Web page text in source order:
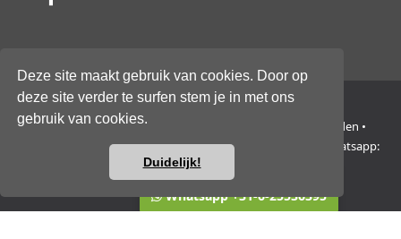
Deze site maakt gebruik van cookies. Door op
deze site verder te surfen stem je in met ons
gebruik van cookies.
Duidelijk!
NH Group Europe B.V. • Trasmolenlaan 12 • 3447 GZ Woerden •
Nederland • KvK 76534014 • BTW/VAT NL860662329B01 • Whatsapp:
+31-6-2553-6395
Vragen of hulp nodig?
Whatsapp +31-6-25536395